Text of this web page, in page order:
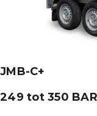
JMB-C+
249 tot 350